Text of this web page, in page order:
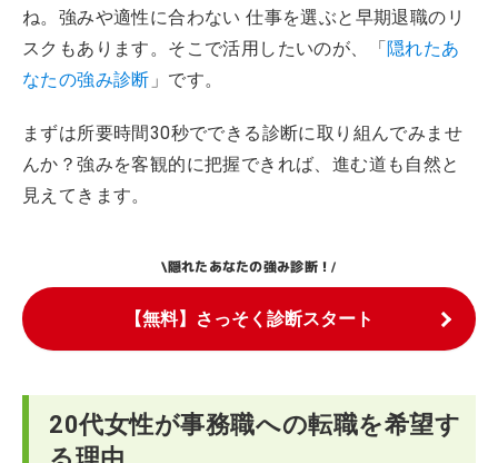
ね。強みや適性に合わない 仕事を選ぶと早期退職のリ
スクもあります。そこで活用したいのが、「隠れたあ
なたの強み診断 」です。
まずは所要時間30秒でできる診断に取り組んでみませ
んか？強みを客観的に把握できれば、進む道も自然と
見えてきます。
\隠れたあなたの強み診断！/
【無料】さっそく診断スタート
20代女性が事務職への転職を希望す